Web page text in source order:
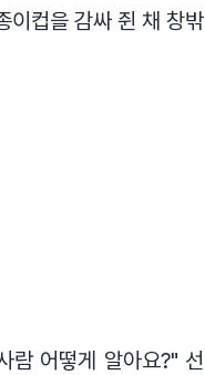
이컵을 감싸 쥔 채 창밖
람 어떻게 알아요?" 선